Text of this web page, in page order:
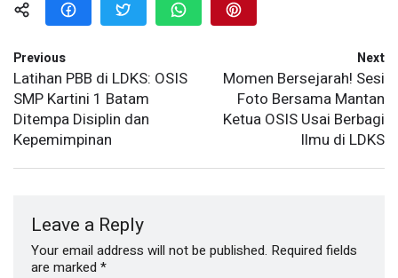
Previous
Latihan PBB di LDKS: OSIS
SMP Kartini 1 Batam
Ditempa Disiplin dan
Kepemimpinan
Next
Momen Bersejarah! Sesi
Foto Bersama Mantan
Ketua OSIS Usai Berbagi
Ilmu di LDKS
Leave a Reply
Your email address will not be published. Required fields
are marked *